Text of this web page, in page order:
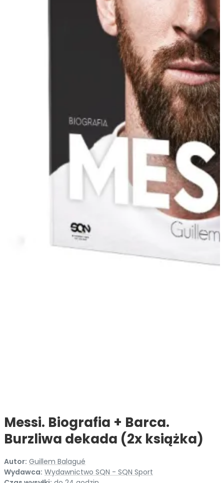
Messi. Biografia + Barca.
Burzliwa dekada (2x książka)
Autor: Guillem Balagué
Wydawca: Wydawnictwo SQN - SQN Sport